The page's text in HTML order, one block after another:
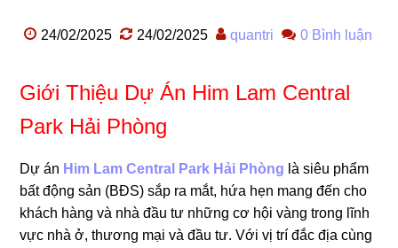
24/02/2025 24/02/2025 quantri 0 Bình luận
Giới Thiệu Dự Án Him Lam Central
Park Hải Phòng
Dự án Him Lam Central Park Hải Phòng là siêu phẩm
bất động sản (BĐS) sắp ra mắt, hứa hẹn mang đến cho
khách hàng và nhà đầu tư những cơ hội vàng trong lĩnh
vực nhà ở, thương mại và đầu tư. Với vị trí đắc địa cùng